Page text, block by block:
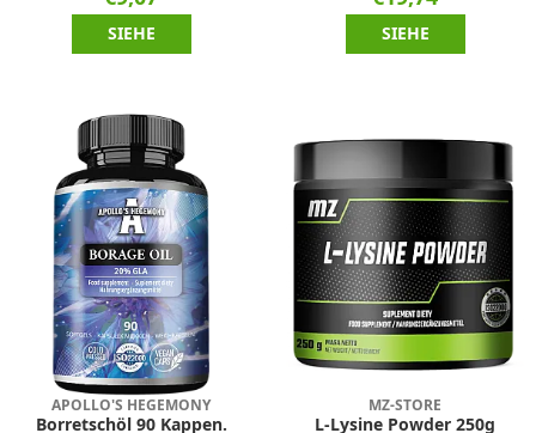
SIEHE SIEHE
APOLLO'S HEGEMONY
Borretschöl 90 Kappen.
MZ-STORE
L-Lysine Powder 250g